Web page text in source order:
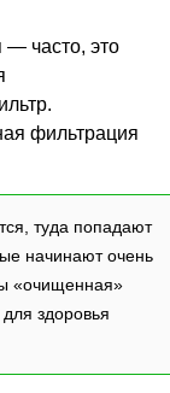
— часто, это
фильтрация
туда попадают
начинают очень
«очищенная»
здоровья